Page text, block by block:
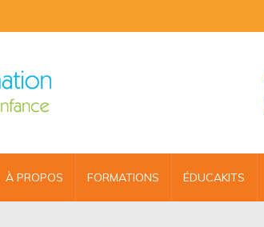
À PROPOS FORMATIONS ÉDUCAKITS